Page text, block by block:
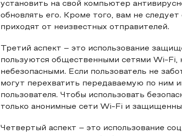
установить на свой компьютер
обновлять его. Кроме того, вам не
приходят от неизвестных отправителей.
Третий аспект – это использование
пользуются общественными сетями Wi-Fi,
небезопасными. Если пользователь не
могут перехватить передаваемую по ним
пользователя. Чтобы использовать
только анонимные сети Wi-Fi и
Четвертый аспект – это использование